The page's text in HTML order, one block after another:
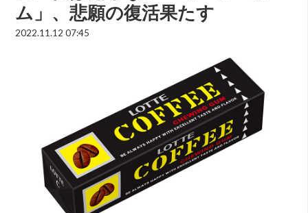
ム」、悲願の復活果たす
2022.11.12 07:45